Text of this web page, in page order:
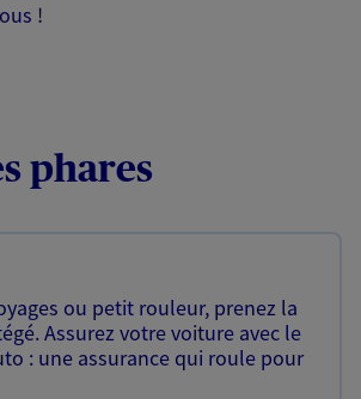
!
phares
ou petit rouleur, prenez la
Assurez votre voiture avec le
: une assurance qui roule pour